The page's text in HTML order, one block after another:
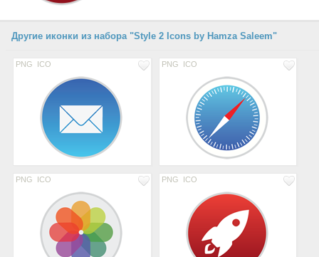
Другие иконки из набора "Style 2 Icons by Hamza Saleem"
PNG ICO PNG ICO
PNG ICO PNG ICO